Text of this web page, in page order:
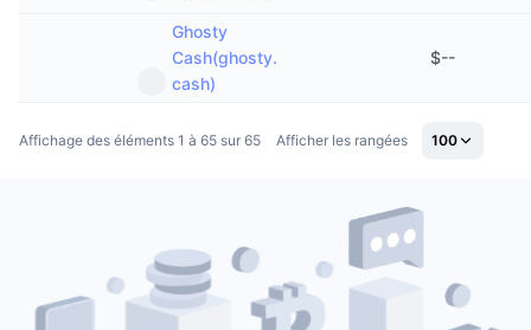
Ghosty
Cash(ghosty.
cash)
$--
Affichage des éléments 1 à 65 sur 65 Afficher les rangées 100